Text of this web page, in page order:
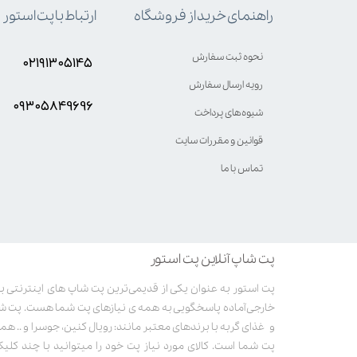
پت شاپ آنلاین پت استور
خارجی آماده پاسخگویی به همه ی نیازهای پت شما هست. پت
و غذای گربه با برندهای معتبر مانند: رویال کنین، جوسرا و ..
پت شما است. کالای مورد نیاز پت خود را میتوانید با چند
راهنمای خرید از فروشگاه
نحوه ثبت سفارش
رویه ارسال سفارش
شیوه‌های پرداخت
قوانین و مقررات سایت
تماس با ما
ارتباط با پت استور
۰۲۱۹۱۳۰۵۱۴۵
۰۹۳۰۵8۴9696